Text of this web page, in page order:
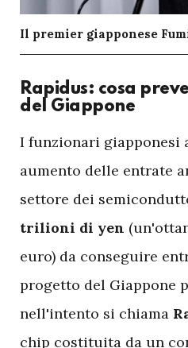
Il premier giapponese
Rapidus: cosa
del Giappone
I funzionari giapponesi
aumento delle entrate
settore dei
trilioni di yen
euro) da conseguire
progetto del Giappone
nell'intento si chiama
chip costituita da un